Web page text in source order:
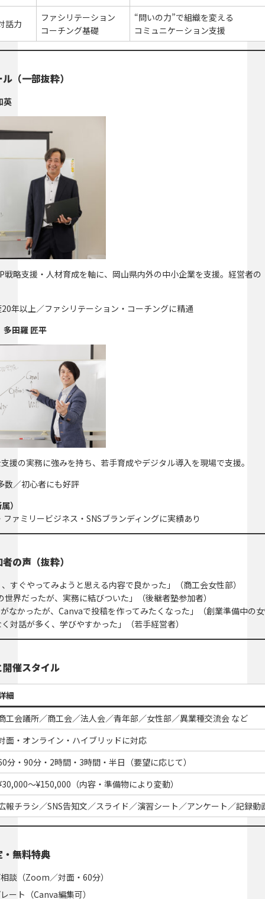
話力
ファシリテーション
コーチング基礎
“問いの力”で組織を変える
コミュニケーション支援
（一部抜粋）
英
戦略支援・人材育成を軸に、岡山県内外の中小企業を支援。経営者の
以上／ファシリテーション・コーチングに精通
田羅 匠平
援の実務に強みを持ち、若手育成やデジタル導入を現場で支援。
／初心者にも好評
）
ミリービジネス・SNSブランディングに実績あり
の声（抜粋）
すぐやってみようと思える内容で良かった」（商工会女性部）
界だったが、実務に結びついた」（後継者塾参加者）
なかったが、Canvaで投稿を作ってみたくなった」（創業準備中の
対話が多く、学びやすかった」（若手経営者）
催スタイル
細
工会議所／商工会／法人会／青年部／女性部／異業種交流会 など
面・オンライン・ハイブリッドに対応
分・90分・2時間・3時間・半日（要望に応じて）
〜¥150,000（内容・準備物により変動）
報チラシ／SNS告知文／スライド／演習シート／アンケート／記録動
無料特典
談（Zoom／対面・60分）
ート（Canva編集可）